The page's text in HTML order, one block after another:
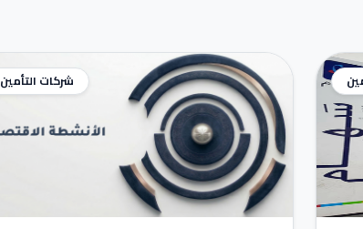
شركات التأمين